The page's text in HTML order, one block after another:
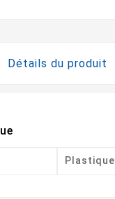
Détails du produit
Plastique